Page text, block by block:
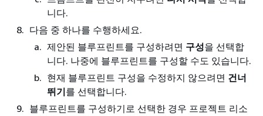
니다.
다음 중 하나를 수행하세요.
제안된 블루프린트를 구성하려면 구성을 선택합
니다. 나중에 블루프린트를 구성할 수도 있습니다.
현재 블루프린트 구성을 수정하지 않으려면 건너
뛰기를 선택합니다.
블루프린트를 구성하기로 선택한 경우 프로젝트 리소